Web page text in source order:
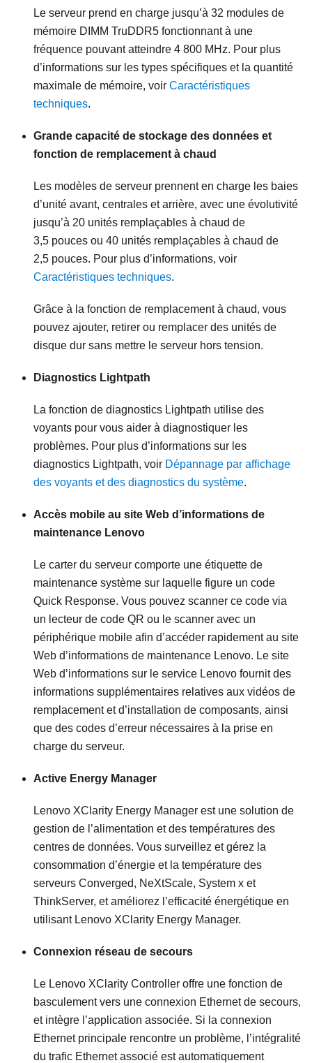
Le serveur prend en charge jusqu’à 32 modules de
mémoire DIMM TruDDR5 fonctionnant à une
fréquence pouvant atteindre 4 800 MHz. Pour plus
d’informations sur les types spécifiques et la quantité
maximale de mémoire, voir Caractéristiques
techniques.
Grande capacité de stockage des données et
fonction de remplacement à chaud
Les modèles de serveur prennent en charge les baies
d’unité avant, centrales et arrière, avec une évolutivité
jusqu’à 20 unités remplaçables à chaud de
3,5 pouces ou 40 unités remplaçables à chaud de
2,5 pouces. Pour plus d’informations, voir
Caractéristiques techniques.
Grâce à la fonction de remplacement à chaud, vous
pouvez ajouter, retirer ou remplacer des unités de
disque dur sans mettre le serveur hors tension.
Diagnostics Lightpath
La fonction de diagnostics Lightpath utilise des
voyants pour vous aider à diagnostiquer les
problèmes. Pour plus d’informations sur les
diagnostics Lightpath, voir Dépannage par affichage
des voyants et des diagnostics du système.
Accès mobile au site Web d’informations de
maintenance Lenovo
Le carter du serveur comporte une étiquette de
maintenance système sur laquelle figure un code
Quick Response. Vous pouvez scanner ce code via
un lecteur de code QR ou le scanner avec un
périphérique mobile afin d’accéder rapidement au site
Web d’informations de maintenance Lenovo. Le site
Web d’informations sur le service Lenovo fournit des
informations supplémentaires relatives aux vidéos de
remplacement et d’installation de composants, ainsi
que des codes d’erreur nécessaires à la prise en
charge du serveur.
Active Energy Manager
Lenovo XClarity Energy Manager est une solution de
gestion de l’alimentation et des températures des
centres de données. Vous surveillez et gérez la
consommation d’énergie et la température des
serveurs Converged, NeXtScale, System x et
ThinkServer, et améliorez l’efficacité énergétique en
utilisant Lenovo XClarity Energy Manager.
Connexion réseau de secours
Le Lenovo XClarity Controller offre une fonction de
basculement vers une connexion Ethernet de secours,
et intègre l’application associée. Si la connexion
Ethernet principale rencontre un problème, l’intégralité
du trafic Ethernet associé est automatiquement